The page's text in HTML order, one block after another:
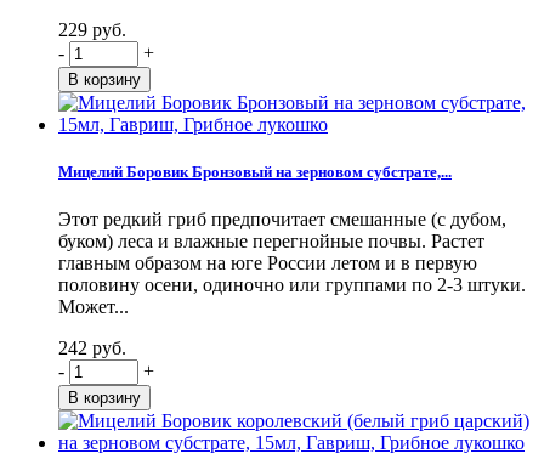
229 руб.
-
+
Мицелий Боровик Бронзовый на зерновом субстрате,...
Этот редкий гриб предпочитает смешанные (с дубом,
буком) леса и влажные перегнойные почвы. Растет
главным образом на юге России летом и в первую
половину осени, одиночно или группами по 2-3 штуки.
Может...
242 руб.
-
+